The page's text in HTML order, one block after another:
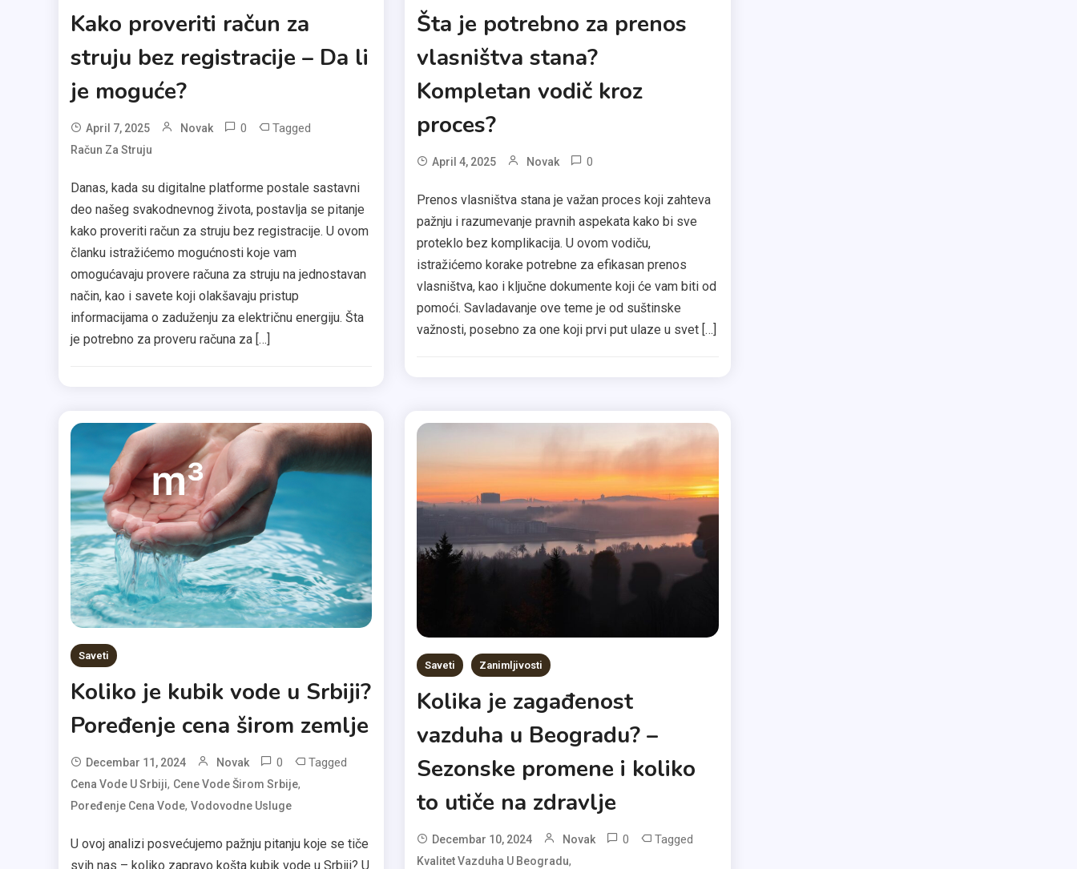
Kako proveriti račun za
struju bez registracije – Da li
je moguće?
April 7, 2025 Novak 0 Tagged
Račun Za Struju
Danas, kada su digitalne platforme postale sastavni
deo našeg svakodnevnog života, postavlja se pitanje
kako proveriti račun za struju bez registracije. U ovom
članku istražićemo mogućnosti koje vam
omogućavaju provere računa za struju na jednostavan
način, kao i savete koji olakšavaju pristup
informacijama o zaduženju za električnu energiju. Šta
je potrebno za proveru računa za […]
Šta je potrebno za prenos
vlasništva stana?
Kompletan vodič kroz
proces?
April 4, 2025 Novak 0
Prenos vlasništva stana je važan proces koji zahteva
pažnju i razumevanje pravnih aspekata kako bi sve
proteklo bez komplikacija. U ovom vodiču,
istražićemo korake potrebne za efikasan prenos
vlasništva, kao i ključne dokumente koji će vam biti od
pomoći. Savladavanje ove teme je od suštinske
važnosti, posebno za one koji prvi put ulaze u svet […]
Saveti
Koliko je kubik vode u Srbiji?
Poređenje cena širom zemlje
Decembar 11, 2024 Novak 0 Tagged
Cena Vode U Srbiji, Cene Vode Širom Srbije,
Poređenje Cena Vode, Vodovodne Usluge
U ovoj analizi posvećujemo pažnju pitanju koje se tiče
svih nas – koliko zapravo košta kubik vode u Srbiji? U
Saveti Zanimljivosti
Kolika je zagađenost
vazduha u Beogradu? –
Sezonske promene i koliko
to utiče na zdravlje
Decembar 10, 2024 Novak 0 Tagged
Kvalitet Vazduha U Beogradu,